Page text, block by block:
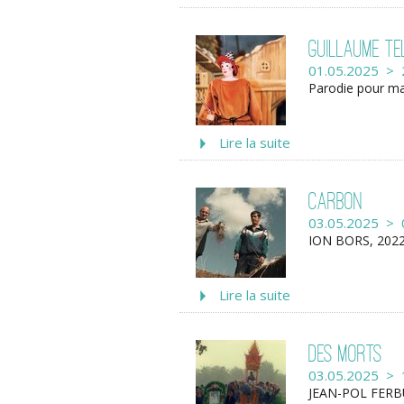
Guillaume
01.05.2025 >
Parodie pour
Lire la suite
Carbon
03.05.2025 >
ION BORS,
Lire la suite
Des morts
03.05.2025 >
JEAN-POL